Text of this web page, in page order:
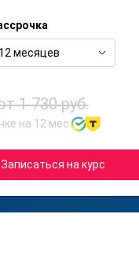
12 месяцев
1 730 руб.
на 12 мес.
Записаться на курс